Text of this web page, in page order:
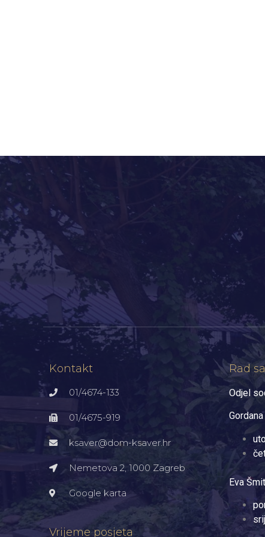
Kontakt
01/4674-133
01/4675-919
ksaver@dom-ksaver.hr
Nemetova 2, 1000 Zagreb​
Google karta
Vrijeme posjeta
Rad
Odjel
Eva